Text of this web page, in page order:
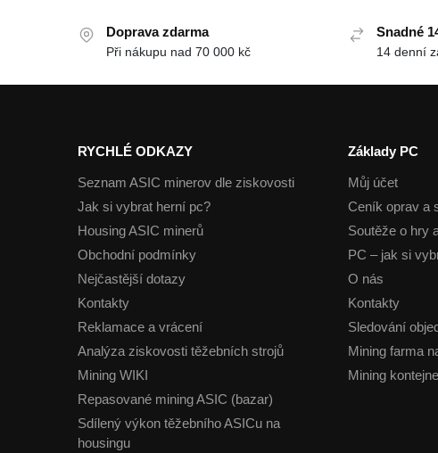
Doprava zdarma
Při nákupu nad 70 000 kč
Snadné
14 denní
RYCHLÉ ODKAZY
Seznam ASIC minerov dle ziskovosti
Jak si vybrat herní pc?
Housing ASIC minerů
Obchodní podmínky
Nejčastější dotazy
Kontakty
Reklamace a vrácení
Analýza ziskovosti těžebních strojů
Mining WIKI
Repasované mining ASIC (bazar)
Sdílený výkon těžebního ASICu na
housingu
Základy PC
Můj účet
Ceník oprav a
Soutěže o hry
PC – jak si
O nás
Kontakty
Sledování
Mining farma
Mining